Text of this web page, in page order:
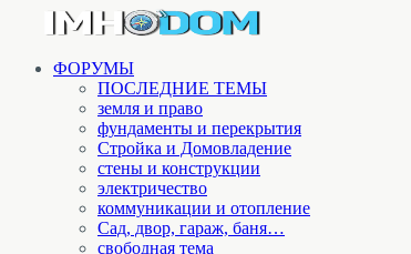
ФОРУМЫ
ПОСЛЕДНИЕ ТЕМЫ
земля и право
фундаменты и перекрытия
Стройка и Домовладение
стены и конструкции
электричество
коммуникации и отопление
Cад, двор, гараж, баня…
свободная тема